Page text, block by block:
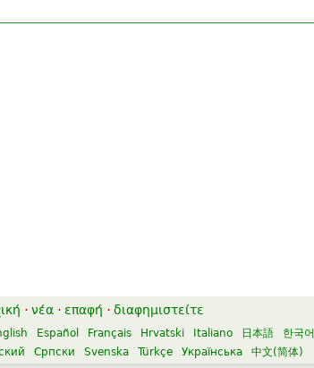
· νέα · επαφή · διαφημιστείτε
Español Français Hrvatski Italiano 日本語 한국어
Српски Svenska Türkçe Українська 中文(简体)